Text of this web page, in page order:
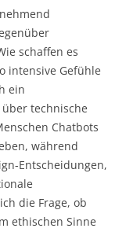
schaffen es
intensive Gefühle
ein
technische
Chatbots
während
Entscheidungen,
die Frage, ob
ethischen Sinne